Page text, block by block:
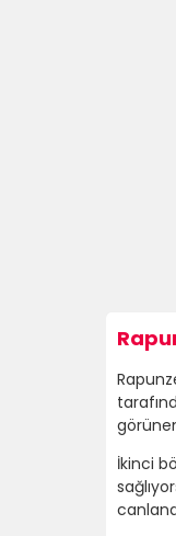
İkinci